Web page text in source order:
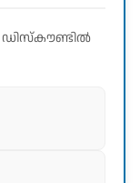
ഡിസ്കൗണ്ടിൽ